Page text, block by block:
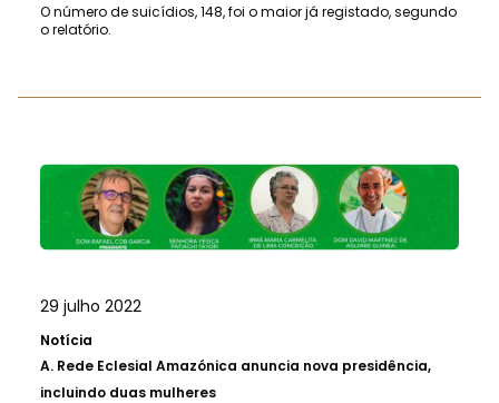
O número de suicídios, 148, foi o maior já registado, segundo
o relatório.
29 julho 2022
Notícia
A. Rede Eclesial Amazónica anuncia nova presidência,
incluindo duas mulheres